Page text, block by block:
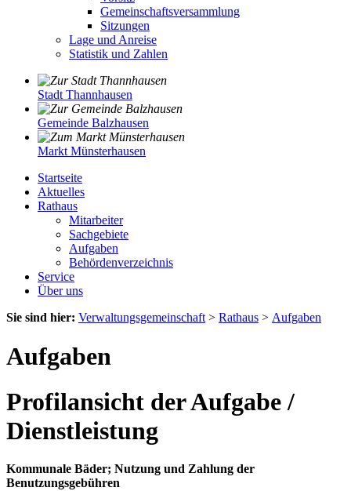
Gemeinschaftsversammlung
Sitzungen
Lage und Anreise
Statistik und Zahlen
Stadt Thannhausen
Gemeinde Balzhausen
Markt Münsterhausen
Startseite
Aktuelles
Rathaus
Mitarbeiter
Sachgebiete
Aufgaben
Behördenverzeichnis
Service
Über uns
Sie sind hier: Verwaltungsgemeinschaft > Rathaus > Aufgaben
Aufgaben
Profilansicht der Aufgabe /
Dienstleistung
Kommunale Bäder; Nutzung und Zahlung der
Benutzungsgebühren